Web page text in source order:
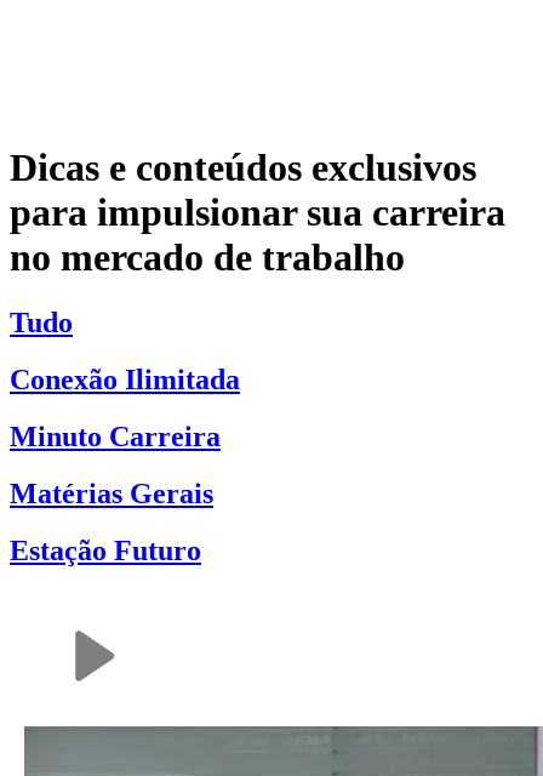
Dicas e conteúdos exclusivos
para impulsionar sua carreira
no mercado de trabalho
Tudo
Conexão Ilimitada
Minuto Carreira
Matérias Gerais
Estação Futuro